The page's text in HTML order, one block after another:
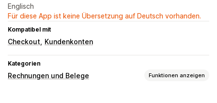
Englisch
Für diese App ist keine Übersetzung auf Deutsch vorhanden.
Kompatibel mit
Checkout Kundenkonten
Kategorien
Rechnungen und Belege Funktionen anzeigen